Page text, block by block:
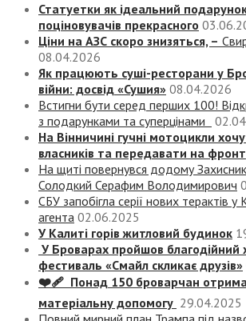
Статуетки як ідеальний
поціновувачів прекрасного
Ціни на АЗС скоро знизяться, –
08.04.2026
Як працюють суші-ресторани у
війни: досвід «Сушия» 08.04.2026
Встигни бути серед перших 100!
з подарунками та суперцінами
На Вінничині гучні мотоцикли
власників та передавати на фронт
На щиті повернувся додому
Солодкий Серафим Володимирович
СБУ запобігла серії нових терактів у
агента 02.06.2025
У Калиті горів житловий будинок
У Броварах пройшов благодійний
фестиваль «Смайл скликає друзів»
❤️‍🩹 Понад 150 броварчан
матеріальну допомогу 29.04.2025